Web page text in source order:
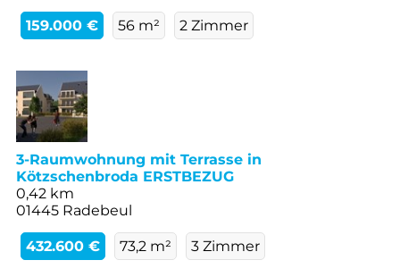
159.000 € 56 m² 2 Zimmer
3-Raumwohnung mit Terrasse in
Kötzschenbroda ERSTBEZUG
0,42 km
01445 Radebeul
432.600 € 73,2 m² 3 Zimmer